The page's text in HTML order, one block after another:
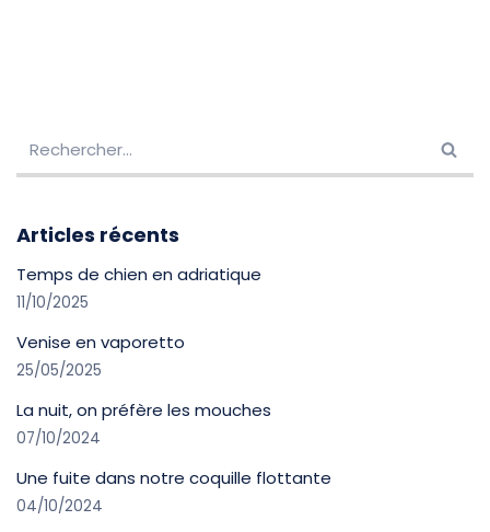
Articles récents
Temps de chien en adriatique
11/10/2025
Venise en vaporetto
25/05/2025
La nuit, on préfère les mouches
07/10/2024
Une fuite dans notre coquille flottante
04/10/2024